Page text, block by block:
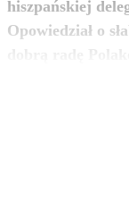
hiszpańskiej
Opowiedział o